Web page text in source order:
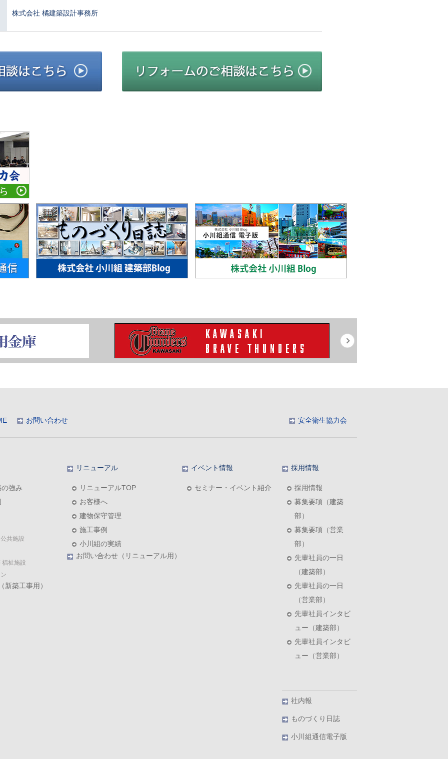
株式会社 橘建築設計事務所
お問い合わせ 安全衛生協力会
強み
共施設
福祉施設
新築工事用）
リニューアル
リニューアルTOP
お客様へ
建物保守管理
施工事例
小川組の実績
お問い合わせ（リニューアル用）
イベント情報
セミナー・イベント紹介
採用情報
採用情報
募集要項（建築
部）
募集要項（営業
部）
先輩社員の一日
（建築部）
先輩社員の一日
（営業部）
先輩社員インタビ
ュー（建築部）
先輩社員インタビ
ュー（営業部）
社内報
ものづくり日誌
小川組通信電子版